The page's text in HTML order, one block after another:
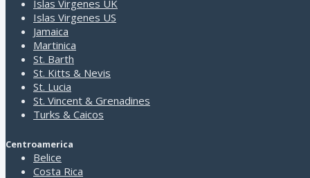
Islas Virgenes UK
Islas Virgenes US
Jamaica
Martinica
St. Barth
St. Kitts & Nevis
St. Lucia
St. Vincent & Grenadines
Turks & Caicos
Centroamerica
Belice
Costa Rica
fronteras terrestres con
Noruega y Finlandia, y está
Ciudades de Suecia
Estocolmo
Goteborg
Gothenburg
Haparanda
Karlstad